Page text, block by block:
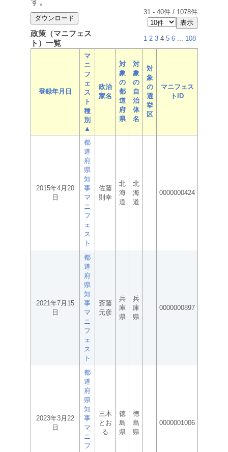
31 - 40件 / 1078件
政策（マニフェス
ト）一覧
1 2 3 4 5 6 ... 108
登録年月日
マ
ニ
フ
ェ
ス
ト
種
別
▲
政治
家名
対
象
の
都
道
府
県
対
象
の
自
治
体
名
対
象
の
選
挙
区
マニフェス
トID
2015年4月20
日
都
道
府
県
知
事
マ
ニ
フ
ェ
ス
ト
佐藤
則幸
北
海
道
北
海
道
0000000424
2021年7月15
日
都
道
府
県
知
事
マ
ニ
フ
ェ
ス
ト
斎藤
元彦
兵
庫
県
兵
庫
県
0000000897
2023年3月22
日
都
道
府
県
知
事
マ
ニ
フ
三木
とお
る
徳
島
県
徳
島
県
0000001006